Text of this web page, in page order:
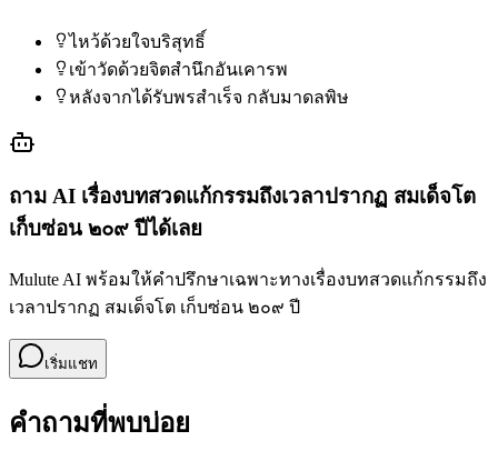
ไหว้ด้วยใจบริสุทธิ์
เข้าวัดด้วยจิตสำนึกอันเคารพ
หลังจากได้รับพรสำเร็จ กลับมาดลพิษ
ถาม AI เรื่องบทสวดแก้กรรมถึงเวลาปรากฏ สมเด็จโต
เก็บซ่อน ๒๐๙ ปีได้เลย
Mulute AI พร้อมให้คำปรึกษาเฉพาะทางเรื่องบทสวดแก้กรรมถึง
เวลาปรากฏ สมเด็จโต เก็บซ่อน ๒๐๙ ปี
เริ่มแชท
คำถามที่พบบ่อย